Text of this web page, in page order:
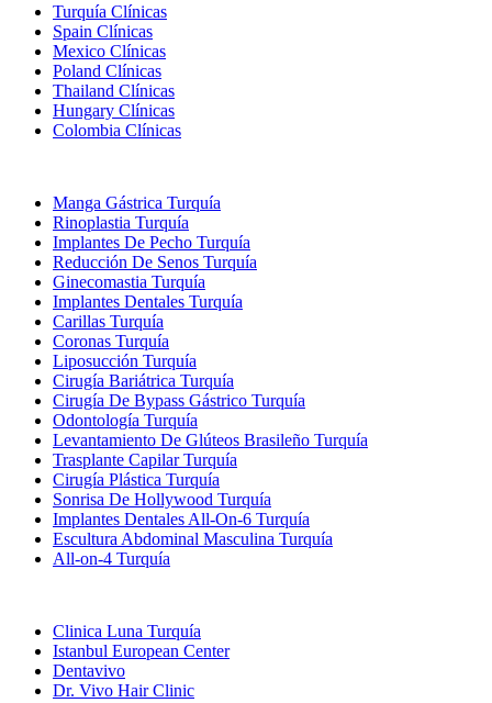
Turquía Clínicas
Spain Clínicas
Mexico Clínicas
Poland Clínicas
Thailand Clínicas
Hungary Clínicas
Colombia Clínicas
Manga Gástrica Turquía
Rinoplastia Turquía
Implantes De Pecho Turquía
Reducción De Senos Turquía
Ginecomastia Turquía
Implantes Dentales Turquía
Carillas Turquía
Coronas Turquía
Liposucción Turquía
Cirugía Bariátrica Turquía
Cirugía De Bypass Gástrico Turquía
Odontología Turquía
Levantamiento De Glúteos Brasileño Turquía
Trasplante Capilar Turquía
Cirugía Plástica Turquía
Sonrisa De Hollywood Turquía
Implantes Dentales All-On-6 Turquía
Escultura Abdominal Masculina Turquía
All-on-4 Turquía
Clinica Luna Turquía
Istanbul European Center
Dentavivo
Dr. Vivo Hair Clinic